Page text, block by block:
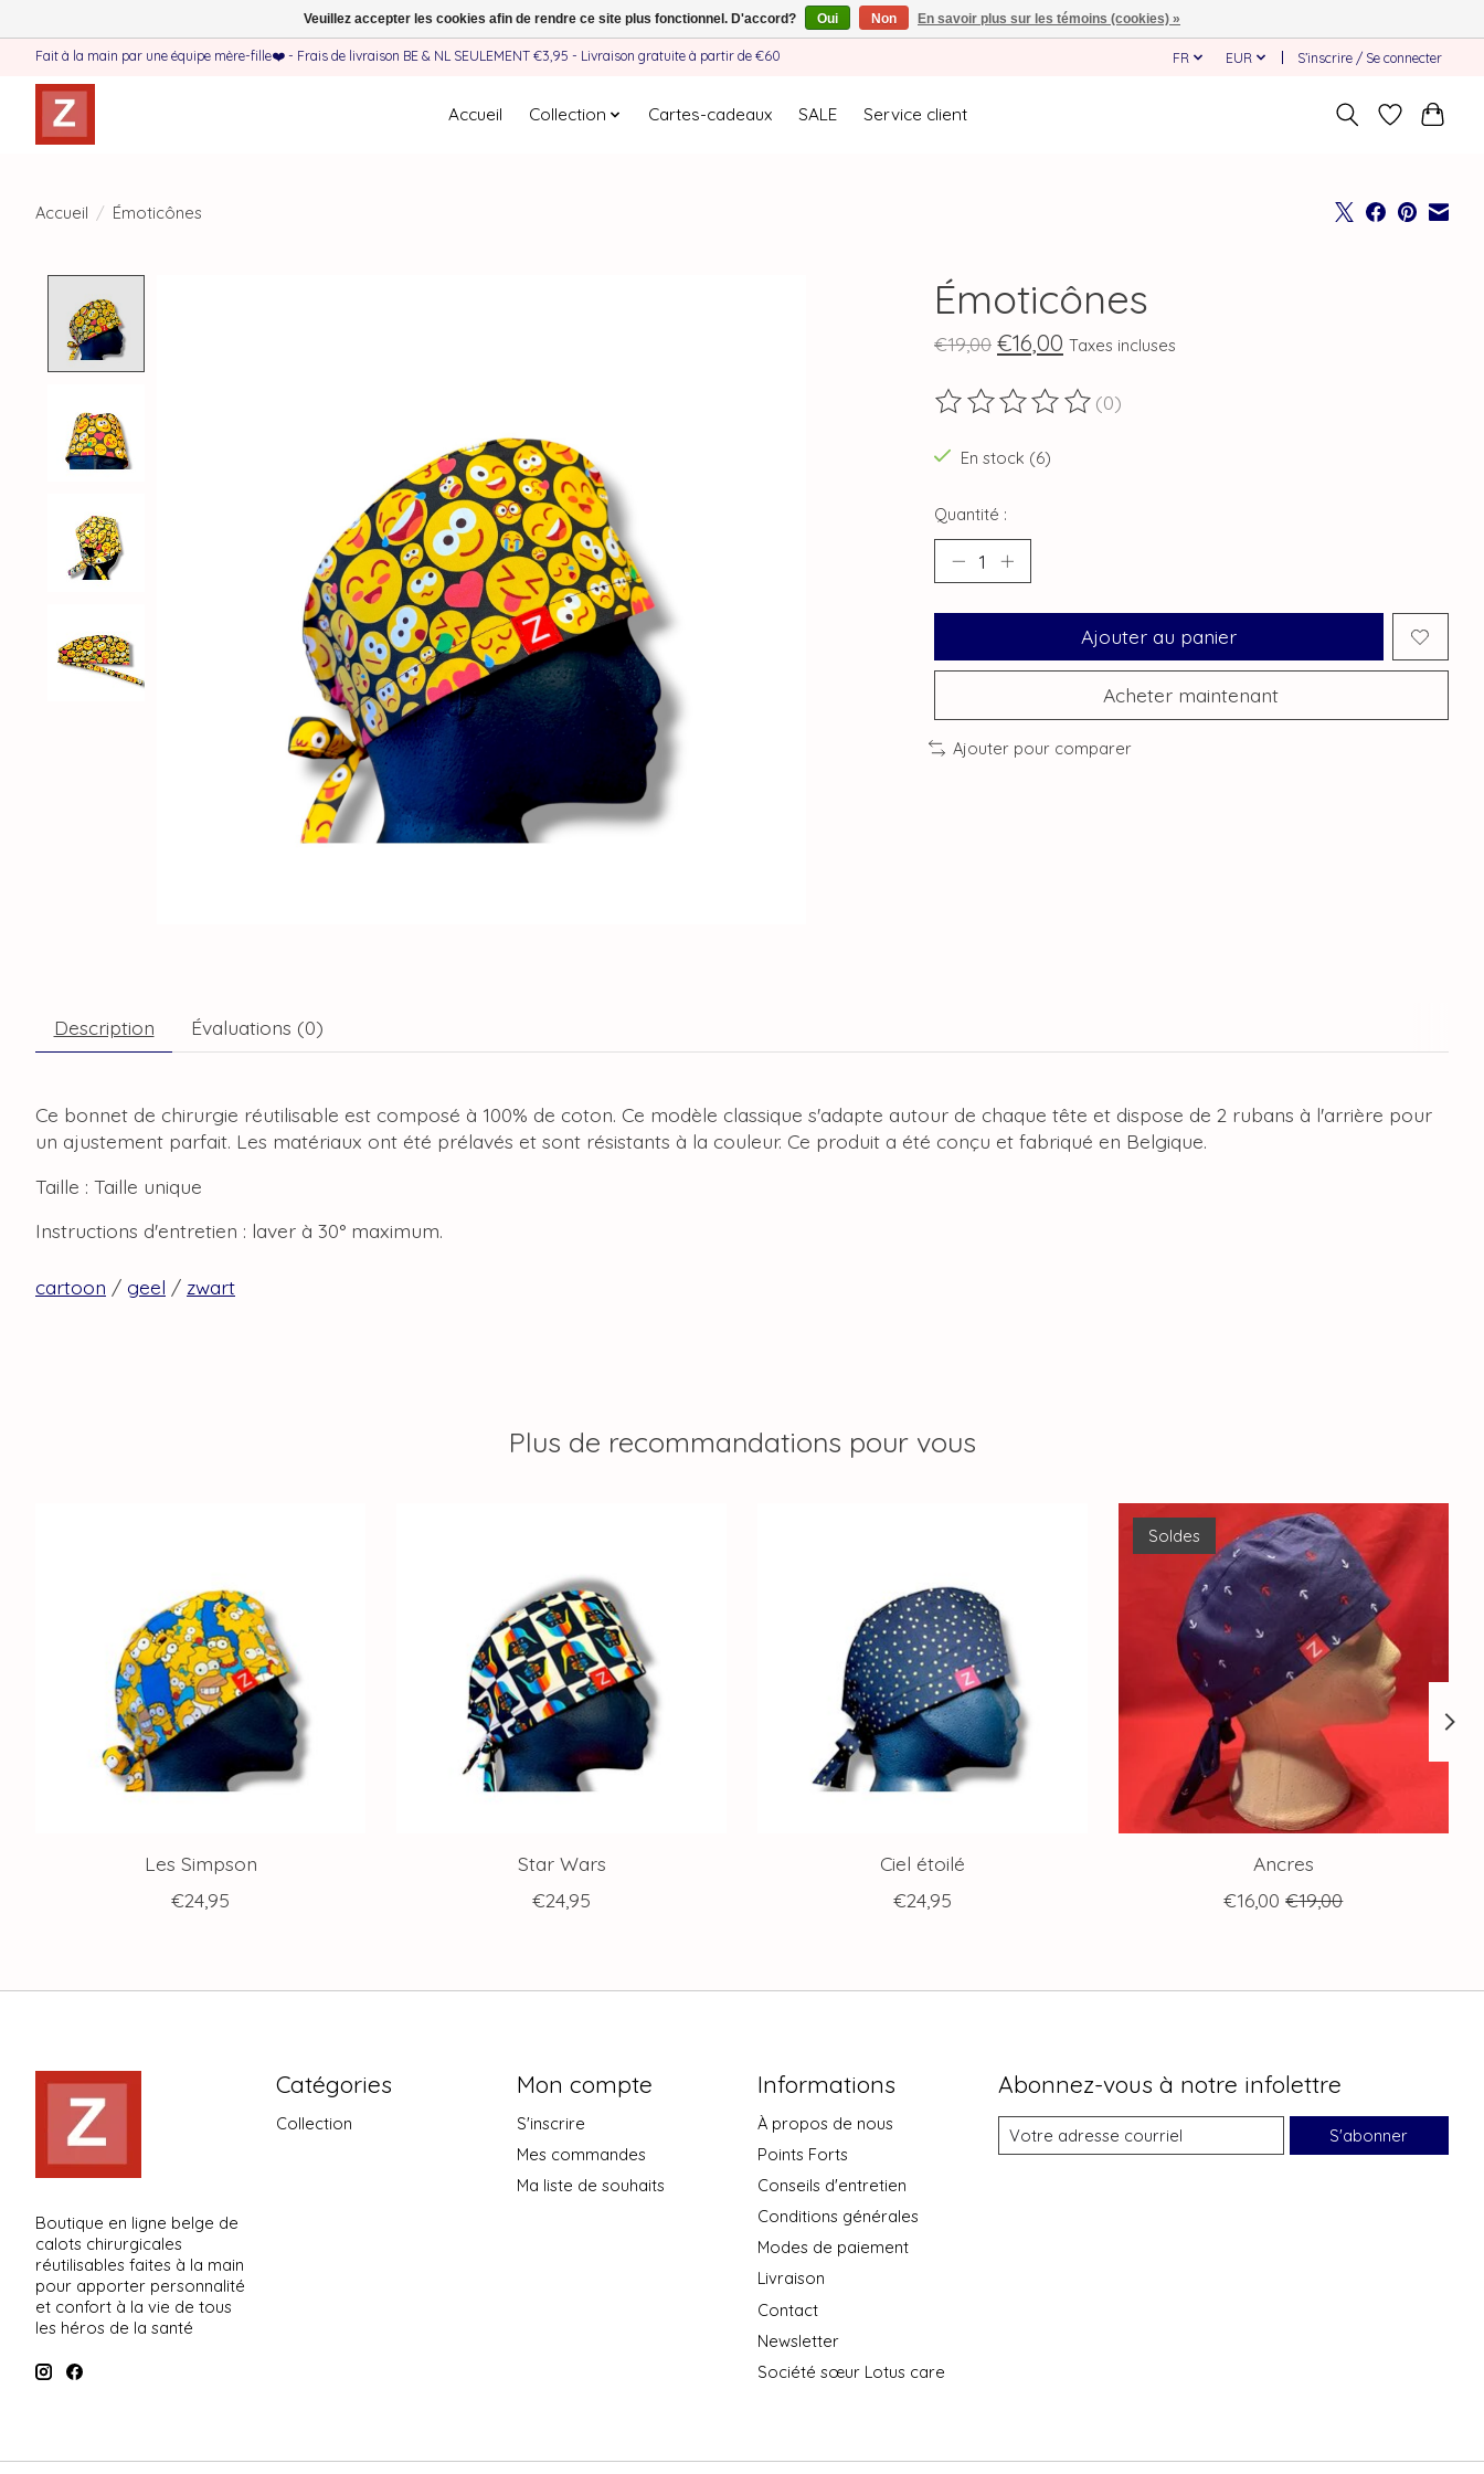
Fait à la main par une équipe mère-fille❤️ - Frais de livraison BE & NL SEULEMENT €3,95 - Livraison gratuite à partir de €60 FR EUR S’inscrire / Se connecter
Accueil Collection Cartes-cadeaux SALE Service client
Accueil / Émoticônes
Émoticônes
€19,00 €16,00 Taxes incluses
Ce produit est évalué à
(0)
En stock (6)
Quantité :
Ajouter au panier
Acheter maintenant
Ajouter pour comparer
Description Évaluations (0)
Ce bonnet de chirurgie réutilisable est composé à 100% de coton. Ce modèle classique s'adapte autour de chaque tête et dispose de 2 rubans à l'arrière pour
un ajustement parfait. Les matériaux ont été prélavés et sont résistants à la couleur. Ce produit a été conçu et fabriqué en Belgique.
Taille : Taille unique
Instructions d'entretien : laver à 30° maximum.
cartoon / geel / zwart
Plus de recommandations pour vous
Les Simpson
€24,95
Star Wars
€24,95
Ciel étoilé
€24,95
Soldes
Ancres
€16,00 €19,00
Boutique en ligne belge de
calots chirurgicales
réutilisables faites à la main
pour apporter personnalité
et confort à la vie de tous
les héros de la santé
Catégories
Collection
Mon compte
S'inscrire
Mes commandes
Ma liste de souhaits
Informations
À propos de nous
Points Forts
Conseils d'entretien
Conditions générales
Modes de paiement
Livraison
Contact
Newsletter
Société sœur Lotus care
Abonnez-vous à notre infolettre
S'abonner
Veuillez accepter les cookies afin de rendre ce site plus fonctionnel. D'accord? Oui Non En savoir plus sur les témoins (cookies) »